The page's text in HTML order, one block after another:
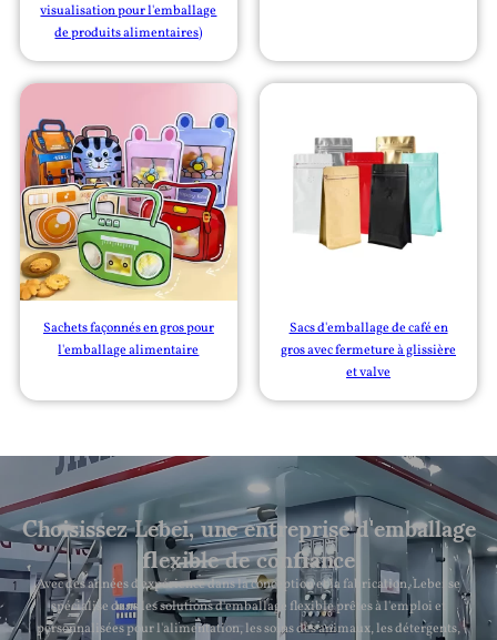
visualisation pour l'emballage
de produits alimentaires)
Sachets façonnés en gros pour
l'emballage alimentaire
Sacs d'emballage de café en
gros avec fermeture à glissière
et valve
Choisissez Lebei, une entreprise d'emballage
flexible de confiance
Avec des années d'expérience dans la conception et la fabrication, Lebei se
spécialise dans les solutions d'emballage flexible prêtes à l'emploi et
personnalisées pour l'alimentation, les soins des animaux, les détergents,